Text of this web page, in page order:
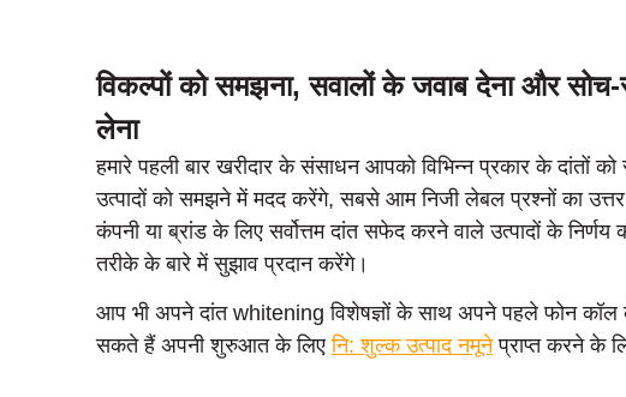
विकल्पों को समझना, सवालों के जवाब देना और
लेना
हमारे पहली बार खरीदार के संसाधन आपको विभिन्न प्रकार के दांतों
उत्पादों को समझने में मदद करेंगे, सबसे आम निजी लेबल प्रश्नों का
कंपनी या ब्रांड के लिए सर्वोत्तम दांत सफेद करने वाले उत्पादों के
तरीके के बारे में सुझाव प्रदान करेंगे।
आप भी अपने दांत whitening विशेषज्ञों के साथ अपने पहले फोन कॉल
सकते हैं अपनी शुरुआत के लिएनि: शुल्क उत्पाद नमूनेप्राप्त करने के